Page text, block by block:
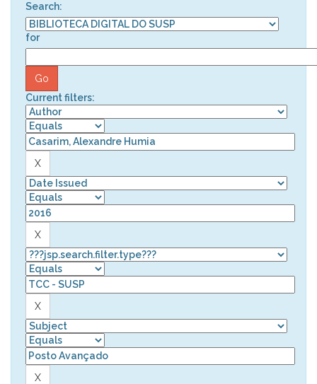
Search:
for
Current filters: